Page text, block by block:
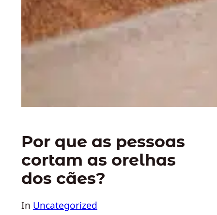
Por que as pessoas
cortam as orelhas
dos cães?
In Uncategorized